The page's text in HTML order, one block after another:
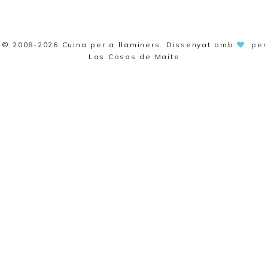
© 2008-2026 Cuina per a llaminers . Dissenyat amb
per
Las Cosas de Maite